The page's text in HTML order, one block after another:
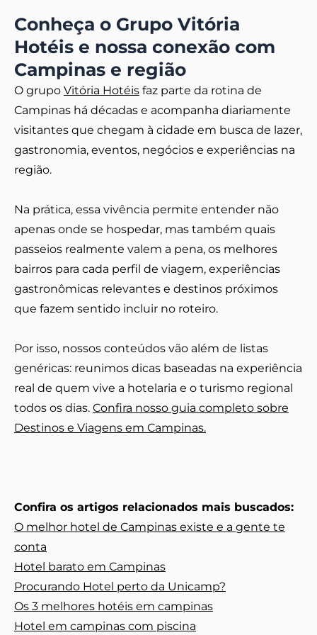
Conheça o Grupo Vitória
Hotéis e nossa conexão com
Campinas e região
O grupo Vitória Hotéis faz parte da rotina de
Campinas há décadas e acompanha diariamente
visitantes que chegam à cidade em busca de lazer,
gastronomia, eventos, negócios e experiências na
região.
Na prática, essa vivência permite entender não
apenas onde se hospedar, mas também quais
passeios realmente valem a pena, os melhores
bairros para cada perfil de viagem, experiências
gastronômicas relevantes e destinos próximos
que fazem sentido incluir no roteiro.
Por isso, nossos conteúdos vão além de listas
genéricas: reunimos dicas baseadas na experiência
real de quem vive a hotelaria e o turismo regional
todos os dias. Confira nosso guia completo sobre
Destinos e Viagens em Campinas.
Confira os artigos relacionados mais buscados:
O melhor hotel de Campinas existe e a gente te
conta
Hotel barato em Campinas
Procurando Hotel perto da Unicamp?
Os 3 melhores hotéis em campinas
Hotel em campinas com piscina